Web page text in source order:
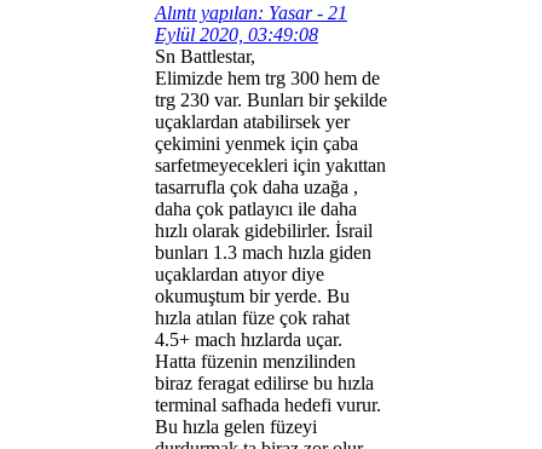
Alıntı yapılan: Yasar - 21
Eylül 2020, 03:49:08
Sn Battlestar,
Elimizde hem trg 300 hem de
trg 230 var. Bunları bir şekilde
uçaklardan atabilirsek yer
çekimini yenmek için çaba
sarfetmeyecekleri için yakıttan
tasarrufla çok daha uzağa ,
daha çok patlayıcı ile daha
hızlı olarak gidebilirler. İsrail
bunları 1.3 mach hızla giden
uçaklardan atıyor diye
okumuştum bir yerde. Bu
hızla atılan füze çok rahat
4.5+ mach hızlarda uçar.
Hatta füzenin menzilinden
biraz feragat edilirse bu hızla
terminal safhada hedefi vurur.
Bu hızla gelen füzeyi